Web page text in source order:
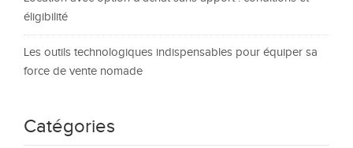
éligibilité
Les outils technologiques indispensables pour équiper sa
force de vente nomade
Catégories